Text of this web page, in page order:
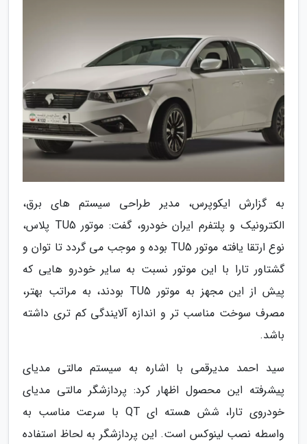
به گزارش ایکوپرس، مدیر طراحی سیستم های برق،
الکترونیک و پلتفرم ایران خودرو، گفت: موتور TU5 پلاس،
نوع ارتقا یافته موتور TU5 بوده و موجب می گردد تا توان و
گشتاور تارا با این موتور نسبت به سایر خودرو هایی که
پیش از این مجهز به موتور TU5 بودند، به مراتب بهتر،
مصرف سوخت مناسب تر و اندازه آلایندگی کم تری داشته
باشد.
سید احمد مدیرقمی با اشاره به سیستم مالتی مدیای
پیشرفته این محصول اظهار کرد: پردازشگر مالتی مدیای
خودروی تارا، شش هسته ای QT با سرعت مناسب به
واسطه نصب لینوکس است. این پردازشگر به لحاظ استفاده